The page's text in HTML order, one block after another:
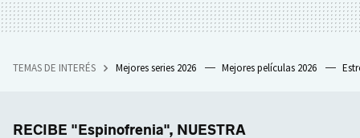
TEMAS DE INTERÉS Mejores series 2026 Mejores películas 2026
RECIBE "Espinofrenia", NUESTRA